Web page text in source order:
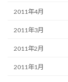
2011年4月
2011年3月
2011年2月
2011年1月